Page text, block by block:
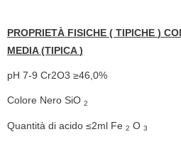
PROPRIETÀ FISICHE ( TIPICHE )
MEDIA (TIPICA )
pH 7-9 Cr2O3 ≥46,0%
Colore Nero SiO 2
Quantità di acido ≤2ml Fe 2 O 3